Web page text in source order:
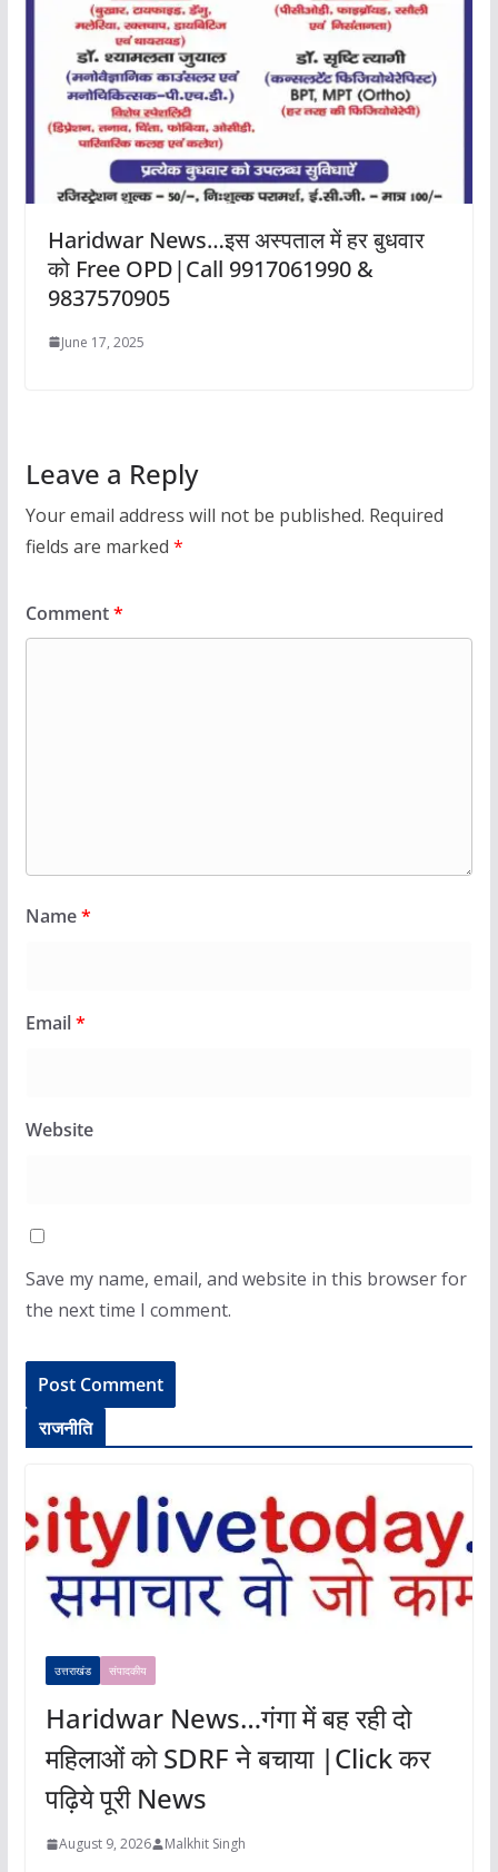
Haridwar News…इस अस्पताल में हर बुधवार
को Free OPD|Call 9917061990 &
9837570905
June 17, 2025
Leave a Reply
Your email address will not be published. Required
fields are marked *
Comment*
Name*
Email*
Website
Save my name, email, and website in this browser for
the next time I comment.
राजनीति
उत्तराखंड संपादकीय
Haridwar News…गंगा में बह रही दो
महिलाओं को SDRF ने बचाया |Click कर
पढ़िये पूरी News
August 9, 2026 Malkhit Singh